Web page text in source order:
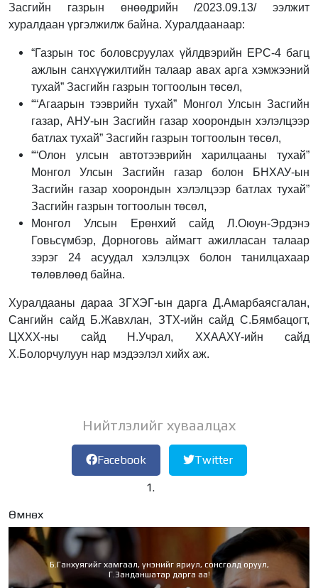
Засгийн газрын өнөөдрийн /2023.09.13/ ээлжит
хуралдаан үргэлжилж байна. Хуралдаанаар:
“Газрын тос боловсруулах үйлдвэрийн EPC-4 багц
ажлын санхүүжилтийн талаар авах арга хэмжээний
тухай” Засгийн газрын тогтоолын төсөл,
““Агаарын тээврийн тухай” Монгол Улсын Засгийн
газар, АНУ-ын Засгийн газар хоорондын хэлэлцээр
батлах тухай” Засгийн газрын тогтоолын төсөл,
““Олон улсын автотээврийн харилцааны тухай”
Монгол Улсын Засгийн газар болон БНХАУ-ын
Засгийн газар хоорондын хэлэлцээр батлах тухай”
Засгийн газрын тогтоолын төсөл,
Монгол Улсын Ерөнхий сайд Л.Оюун-Эрдэнэ
Говьсүмбэр, Дорноговь аймагт ажилласан талаар
зэрэг 24 асуудал хэлэлцэх болон танилцахаар
төлөвлөөд байна.
Хуралдааны дараа ЗГХЭГ-ын дарга Д.Амарбаясгалан,
Сангийн сайд Б.Жавхлан, ЗТХ-ийн сайд С.Бямбацогт,
ЦХХХ-ны сайд Н.Учрал, ХХААХҮ-ийн сайд
Х.Болорчулуун нар мэдээлэл хийх аж.
Нийтлэлийг хуваалцах
Facebook Twitter
Өмнөх
Б.Ганхуягийг хамгаал, үнэнийг яриул, сонсголд оруул,
Г.Занданшатар дарга аа!